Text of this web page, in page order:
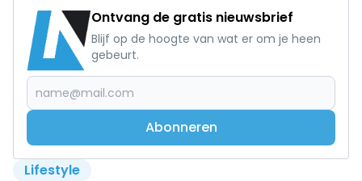
Ontvang de gratis nieuwsbrief
Blijf op de hoogte van wat er om je heen
gebeurt.
Abonneren
Lifestyle